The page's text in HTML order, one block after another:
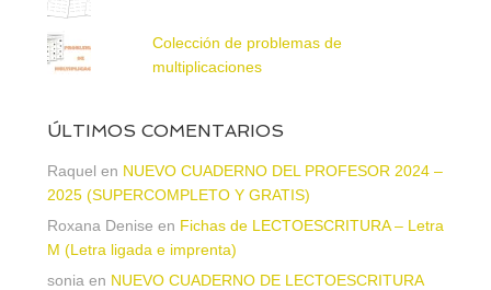
Colección de problemas de
multiplicaciones
ÚLTIMOS COMENTARIOS
Raquel en NUEVO CUADERNO DEL PROFESOR 2024 –
2025 (SUPERCOMPLETO Y GRATIS)
Roxana Denise en Fichas de LECTOESCRITURA – Letra
M (Letra ligada e imprenta)
sonia en NUEVO CUADERNO DE LECTOESCRITURA